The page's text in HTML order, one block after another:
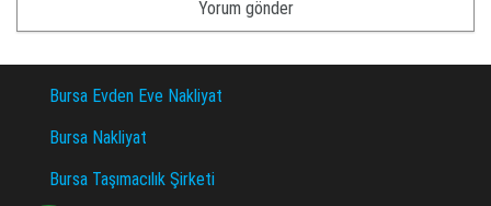
Bursa Evden Eve Nakliyat
Bursa Nakliyat
Bursa Taşımacılık Şirketi